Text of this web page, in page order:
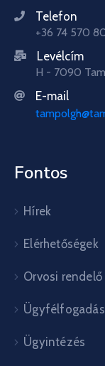
Telefon
+36 74 570
Levélcím
H - 7090
E-mail
Fontos
Hírek
Elérhetőségek
Orvosi rendelő
Ügyfélfogadás
Ügyintézés